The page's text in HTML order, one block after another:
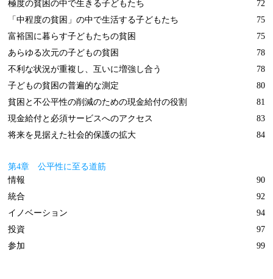
極度の貧困の中で生きる子どもたち
72
「中程度の貧困」の中で生活する子どもたち
75
富裕国に暮らす子どもたちの貧困
75
あらゆる次元の子どもの貧困
78
不利な状況が重複し、互いに増強し合う
78
子どもの貧困の普遍的な測定
80
貧困と不公平性の削減のための現金給付の役割
81
現金給付と必須サービスへのアクセス
83
将来を見据えた社会的保護の拡大
84
第4章 公平性に至る道筋
情報
90
統合
92
イノベーション
94
投資
97
参加
99